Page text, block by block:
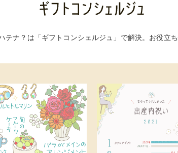
テナ？は「ギフトコンシェルジュ」で解決。お役立ち